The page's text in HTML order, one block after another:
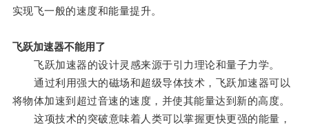
实现飞一般的速度和能量提升。
飞跃加速器不能用了
飞跃加速器的设计灵感来源于引力理论和量子力学。
通过利用强大的磁场和超级导体技术，飞跃加速器可以
将物体加速到超过音速的速度，并使其能量达到新的高度。
这项技术的突破意味着人类可以掌握更快更强的能量，